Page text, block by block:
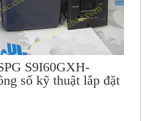
S9I60GXH-
số kỹ thuật lắp đặt